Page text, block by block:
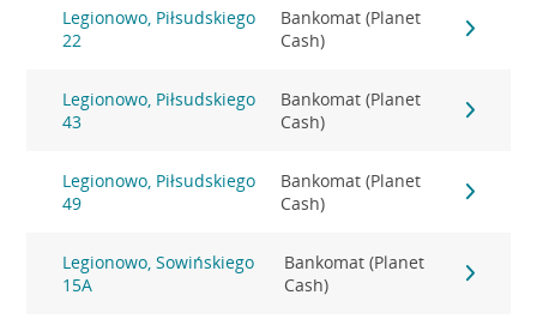
Legionowo, Piłsudskiego
22
Bankomat (Planet
Cash)
Legionowo, Piłsudskiego
43
Bankomat (Planet
Cash)
Legionowo, Piłsudskiego
49
Bankomat (Planet
Cash)
Legionowo, Sowińskiego
15A
Bankomat (Planet
Cash)